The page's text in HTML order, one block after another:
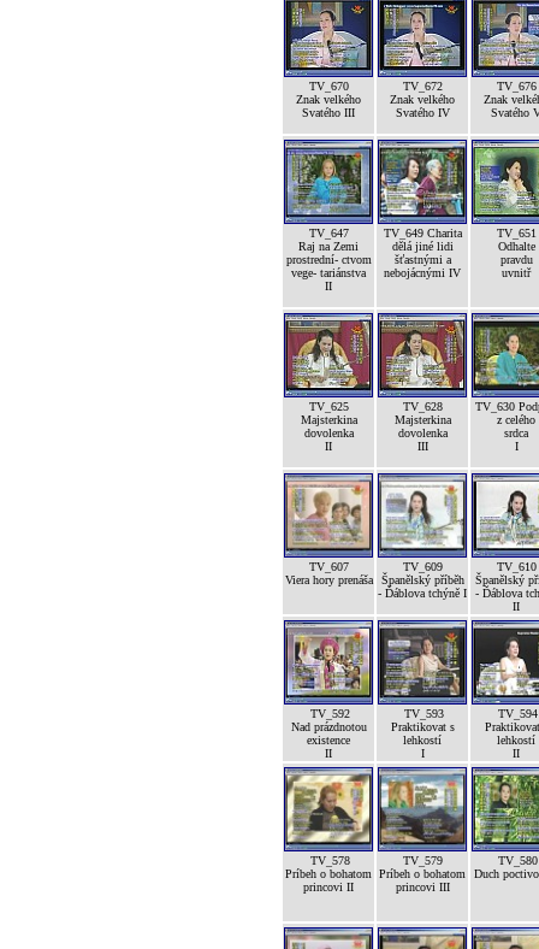
TV_670
Znak velkého
Svatého III
TV_672
Znak velkého
Svatého IV
TV_676
Znak
Svatého
TV_647
Raj na Zemi
prostrední- ctvom
vege- tariánstva
II
TV_649 Charita
dělá jiné lidi
šťastnými a
nebojácnými IV
TV_651
Odhalte
pravdu
uvnitř
TV_625
Majsterkina
dovolenka
II
TV_628
Majsterkina
dovolenka
III
TV_630
z celého
srdca
I
TV_607
Viera hory prenáša
TV_609
Španělský příběh
- Ďáblova tchýně I
TV_610
Španělský
- Ďáblova
II
TV_592
Nad prázdnotou
existence
II
TV_593
Praktikovat s
lehkostí
I
TV_594
lehkostí
II
TV_578
Príbeh o bohatom
princovi II
TV_579
Príbeh o bohatom
princovi III
TV_580
Duch